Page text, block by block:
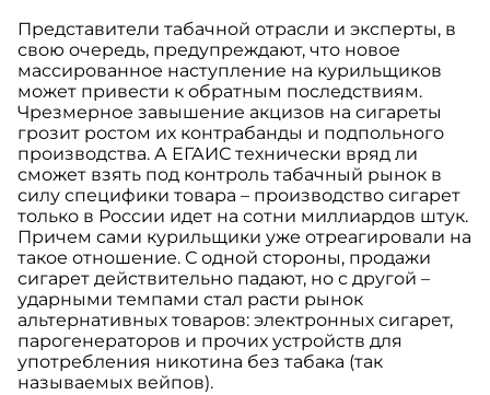
Представители табачной отрасли и эксперты, в
свою очередь, предупреждают, что новое
массированное наступление на курильщиков
может привести к обратным последствиям.
Чрезмерное завышение акцизов на сигареты
грозит ростом их контрабанды и подпольного
производства. А ЕГАИС технически вряд ли
сможет взять под контроль табачный рынок в
силу специфики товара – производство сигарет
только в России идет на сотни миллиардов штук.
Причем сами курильщики уже отреагировали на
такое отношение. С одной стороны, продажи
сигарет действительно падают, но с другой –
ударными темпами стал расти рынок
альтернативных товаров: электронных сигарет,
парогенераторов и прочих устройств для
употребления никотина без табака (так
называемых вейпов).